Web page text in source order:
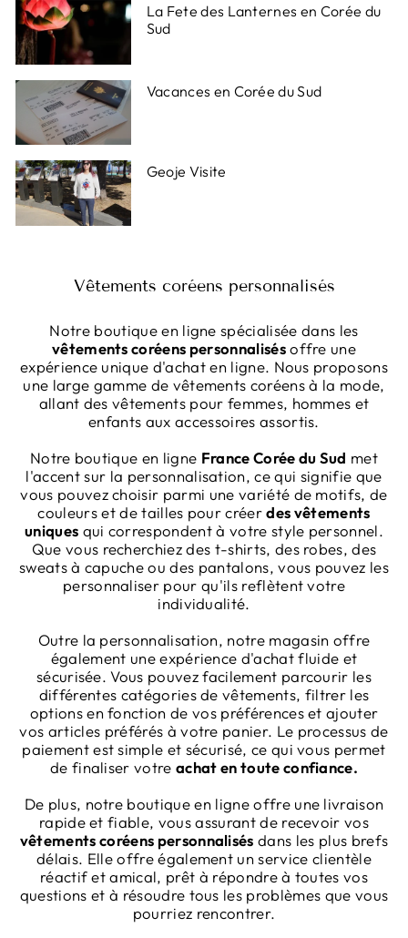
La Fete des Lanternes en Corée du
Sud
Vacances en Corée du Sud
Geoje Visite
Vêtements coréens personnalisés
Notre boutique en ligne spécialisée dans les
vêtements coréens personnalisésoffre une
expérience unique d'achat en ligne. Nous proposons
une large gamme de vêtements coréens à la mode,
allant des vêtements pour femmes, hommes et
enfants aux accessoires assortis.
Notre boutique en ligne France Corée du Sud met
l'accent sur la personnalisation, ce qui signifie que
vous pouvez choisir parmi une variété de motifs, de
couleurs et de tailles pour créerdes vêtements
uniques qui correspondent à votre style personnel.
Que vous recherchiez des t-shirts, des robes, des
sweats à capuche ou des pantalons, vous pouvez les
personnaliser pour qu'ils reflètent votre
individualité.
Outre la personnalisation, notre magasin offre
également une expérience d'achat fluide et
sécurisée. Vous pouvez facilement parcourir les
différentes catégories de vêtements, filtrer les
options en fonction de vos préférences et ajouter
vos articles préférés à votre panier. Le processus de
paiement est simple et sécurisé, ce qui vous permet
de finaliser votreachat en toute confiance.
De plus, notre boutique en ligne offre une livraison
rapide et fiable, vous assurant de recevoir vos
vêtements coréens personnalisés dans les plus brefs
délais. Elle offre également un service clientèle
réactif et amical, prêt à répondre à toutes vos
questions et à résoudre tous les problèmes que vous
pourriez rencontrer.